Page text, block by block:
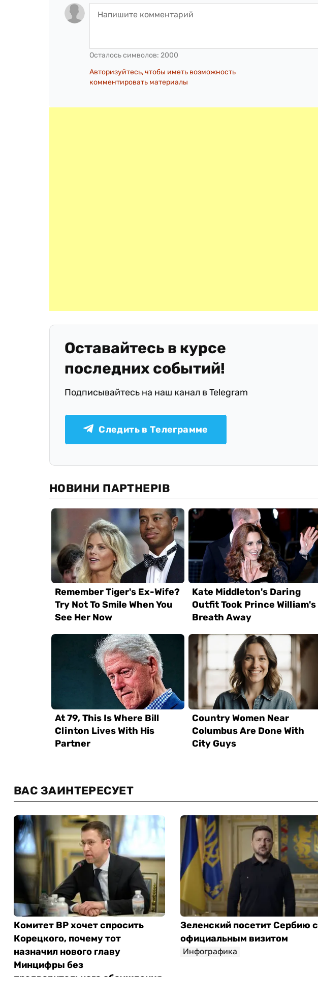
Осталось символов: 2000
Авторизуйтесь, чтобы иметь возможность
комментировать материалы
Оставайтесь в курсе
последних событий!
Подписывайтесь на наш канал в Telegram
Следить в Телеграмме
ВАС ЗАИНТЕРЕСУЕТ
Комитет ВР хочет спросить
Корецкого, почему тот
назначил нового главу
Минцифры без
предварительного обсуждения
Зеленский посетит Сербию с
официальным визитом
Инфографика